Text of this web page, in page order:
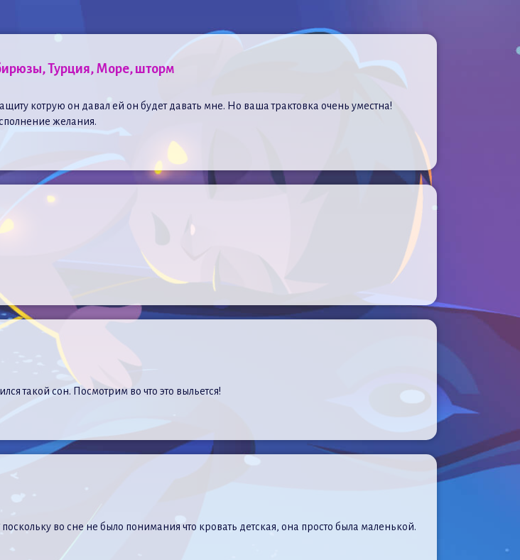
Турция, Море, шторм
котрую он давал ей он будет давать мне. Но ваша трактовка очень уместна!
желания.
такой сон. Посмотрим во что это выльется!
во сне не было понимания что кровать детская, она просто была маленькой.